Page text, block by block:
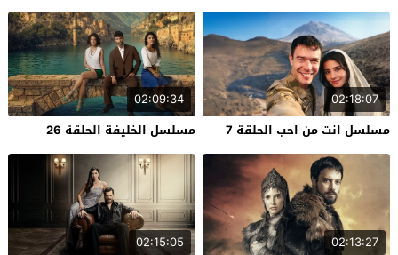
02:18:07
مسلسل انت من احب الحلقة 7
02:09:34
مسلسل الخليفة الحلقة 26
02:13:27
02:15:05